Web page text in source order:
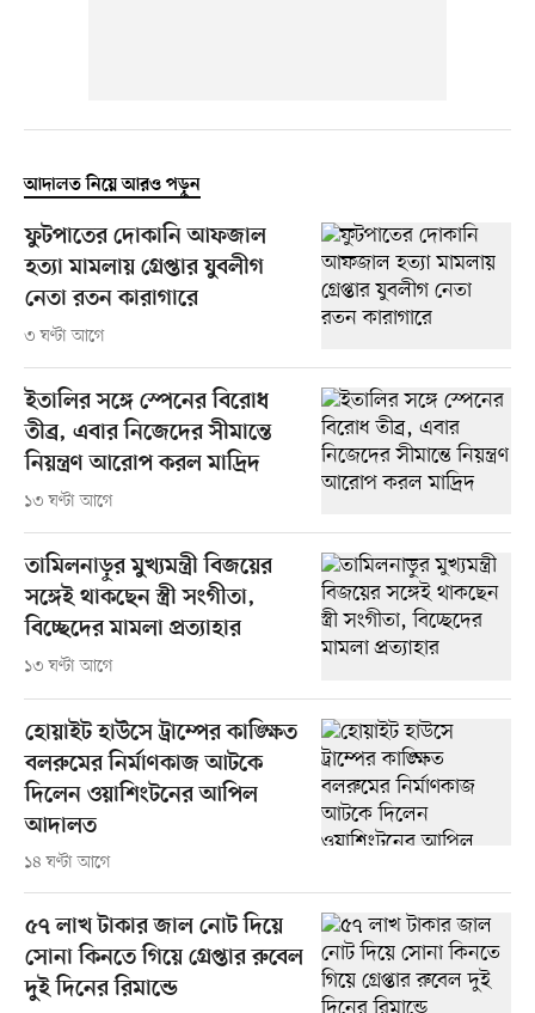
আদালত নিয়ে আরও পড়ুন
ফুটপাতের দোকানি আফজাল
হত্যা মামলায় গ্রেপ্তার যুবলীগ
নেতা রতন কারাগারে
৩ ঘণ্টা আগে
ইতালির সঙ্গে স্পেনের বিরোধ
তীব্র, এবার নিজেদের সীমান্তে
নিয়ন্ত্রণ আরোপ করল মাদ্রিদ
১৩ ঘণ্টা আগে
তামিলনাড়ুর মুখ্যমন্ত্রী বিজয়ের
সঙ্গেই থাকছেন স্ত্রী সংগীতা,
বিচ্ছেদের মামলা প্রত্যাহার
১৩ ঘণ্টা আগে
হোয়াইট হাউসে ট্রাম্পের কাঙ্ক্ষিত
বলরুমের নির্মাণকাজ আটকে
দিলেন ওয়াশিংটনের আপিল
আদালত
১৪ ঘণ্টা আগে
৫৭ লাখ টাকার জাল নোট দিয়ে
সোনা কিনতে গিয়ে গ্রেপ্তার রুবেল
দুই দিনের রিমান্ডে